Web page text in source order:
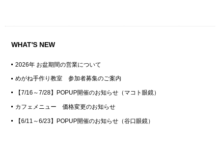
WHAT'S NEW
2026年 お盆期間の営業について
めがね手作り教室 参加者募集のご案内
【7/16～7/28】POPUP開催のお知らせ（マコト眼鏡）
カフェメニュー 価格変更のお知らせ
【6/11～6/23】POPUP開催のお知らせ（谷口眼鏡）